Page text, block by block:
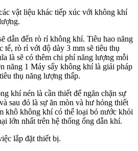
vật liệu khác tiếp xúc với không khí
dẫn đến rò rỉ không khí. Tiêu hao năng
tế, rò rỉ với độ dày 3 mm sẽ tiêu thụ
là sẽ có thêm chi phí năng lượng mỗi
năng 1 Máy sấy không khí là giải pháp
thụ năng lượng thấp.
khí nén là cần thiết để ngăn chặn sự
sau đó là sự ăn mòn và hư hỏng thiết
khô không khí có thể loại bỏ nước khỏi
lớn nhất trên hệ thống ống dẫn khí.
lắp đặt thiết bị.